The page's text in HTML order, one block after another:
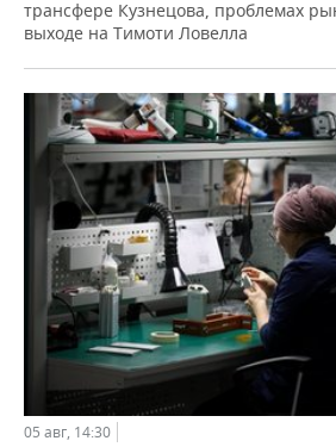
трансфере Кузнецова, проблемах
выходе на Тимоти Ловелла
05 авг, 14:30